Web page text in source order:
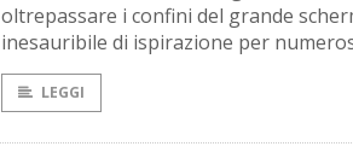
oltrepassare i confini del grande
inesauribile di ispirazione per
LEGGI